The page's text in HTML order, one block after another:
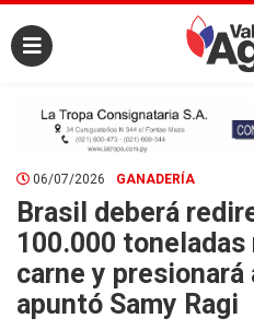
06/07/2026 GANADERÍA
Brasil deberá
100.000 toneladas
carne y presionará
apuntó Samy Ragi